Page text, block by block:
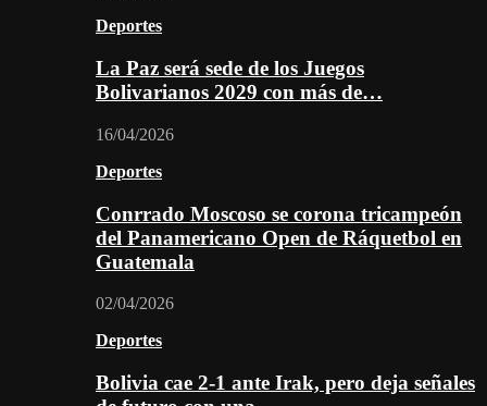
Deportes
La Paz será sede de los Juegos
Bolivarianos 2029 con más de…
16/04/2026
Deportes
Conrrado Moscoso se corona tricampeón
del Panamericano Open de Ráquetbol en
Guatemala
02/04/2026
Deportes
Bolivia cae 2-1 ante Irak, pero deja señales